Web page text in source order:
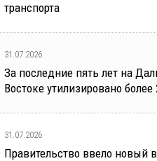
транспорта
31.07.2026
За последние пять лет на
Востоке утилизировано более
31.07.2026
Правительство ввело новый